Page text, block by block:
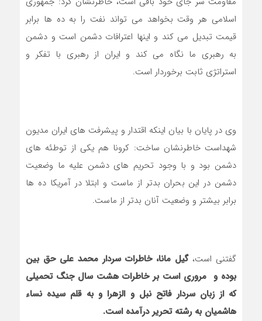
اسلامی هر وقت بخواهد می تواند نفت را به ده ها برابر
قیمت تبدیل می کند و اینها اعترافات دشمن است و دشمن
به رهبری ما نگاه می کند و ایران از رهبری با تفکر و
استراتژی ثابت برخوردار است.
وی در پایان با بیان اینکه اقتدار و پیشرفت های ایران مدیون
شهداست خاطرنشان ساخت: کرونا هم یکی از توطئه های
دشمن بود و با وجود تحریم های دشمن علیه ما وضعیت
دشمن در این بحران بدتر از ماست و ابتلا در آمریکا ده ها
برابر بیشتر و وضعیت آنان بدتر از ماست.
گفتنی است،گیل مانا، خاطرات سردار محمد علی حق بین
بوده و مروری است بر خاطرات هشت سال جنگ تحمیلی
که از زبان سردار فاتح نبل و الزهرا و به قلم سیده نساء
هاشمیان به رشته تحریر درآمده است.